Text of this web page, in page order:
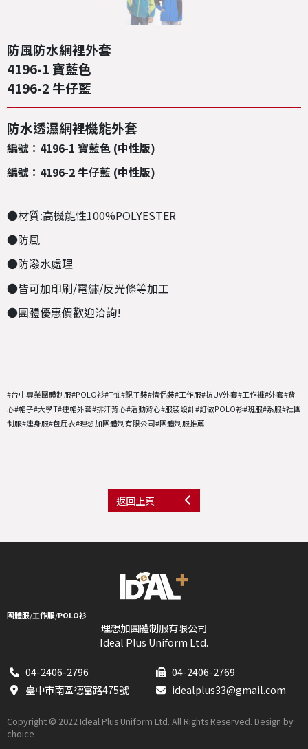
防風防水網裡外套
4196-1 寶藍色
4196-2 牛仔藍
防水透濕網裡機能外套
編號：4196-1 寶藍色 (中性版)
編號：4196-2 牛仔藍 (中性版)
●材質:高機能性100%POLYESTER
●防風
●防潑水處理
●皆可加印刷/電繡/反光條等加工
●團體優惠價歡迎洽詢!
#台中專業團體制服#POLO衫#T恤#親子裝#情侶裝#工作服#抗UV外套#工作褲#外套#背
心#帽子#大學T#連帽外套#排汗背心#活動背心#服裝設計#訂做POLO衫#班服#系服#社團
制服#連身服#包屁衣#理想加團體制有限公司#團體制服推薦
返回上頁
團體服/工作服/POLO衫
理想加團體制服有限公司
Ideal Plus Uniform Ltd.
04-2406-2796
04-2406-2769
臺中市南區德富路475號
idealplus33@gmail.com
Copyright © 2022 Ideal Plus Uniform Ltd. All Rights Reserved. Design by
choice